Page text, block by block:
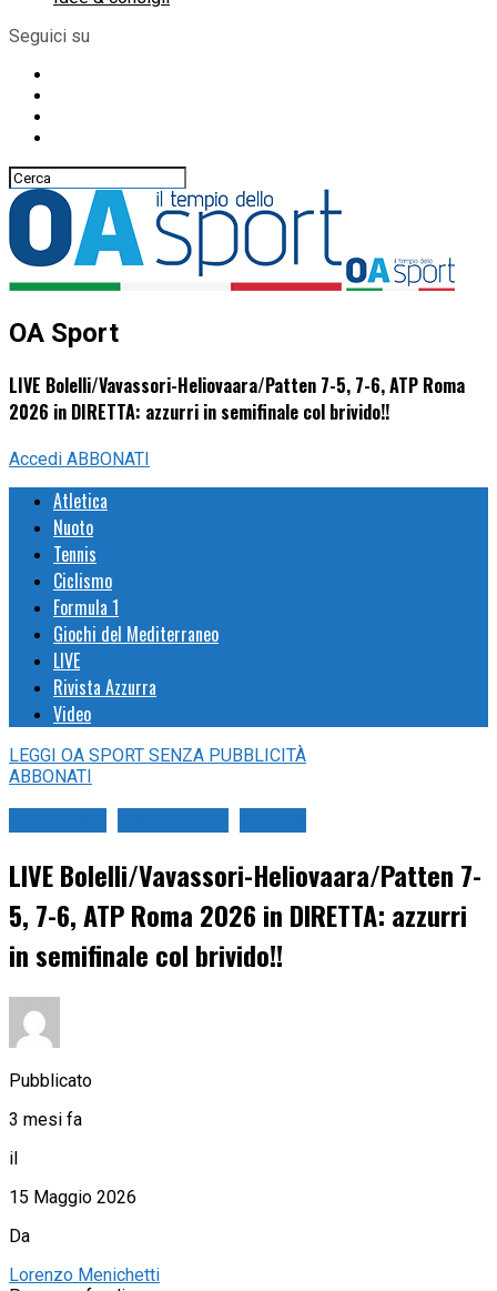
Seguici su
OA Sport
LIVE Bolelli/Vavassori-Heliovaara/Patten 7-5, 7-6, ATP Roma
2026 in DIRETTA: azzurri in semifinale col brivido!!
Accedi ABBONATI
Atletica
Nuoto
Tennis
Ciclismo
Formula 1
Giochi del Mediterraneo
LIVE
Rivista Azzurra
Video
LEGGI OA SPORT SENZA PUBBLICITÀ
ABBONATI
LIVE Bolelli/Vavassori-Heliovaara/Patten 7-
5, 7-6, ATP Roma 2026 in DIRETTA: azzurri
in semifinale col brivido!!
Pubblicato
3 mesi fa
il
15 Maggio 2026
Da
Lorenzo Menichetti